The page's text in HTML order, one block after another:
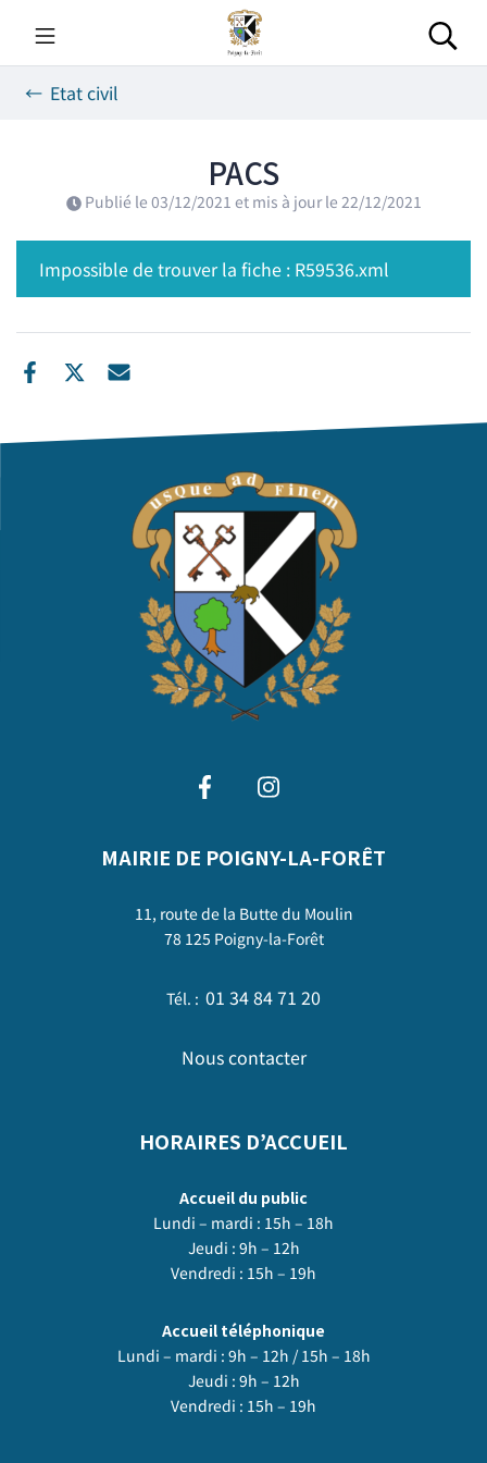
contenu
Etat civil
PACS
Publié le 03/12/2021 et mis à jour le 22/12/2021
Impossible de trouver la fiche : R59536.xml
MAIRIE DE POIGNY-LA-FORÊT
11, route de la Butte du Moulin
78 125 Poigny-la-Forêt
Tél. : 01 34 84 71 20
Nous contacter
HORAIRES D’ACCUEIL
Accueil du public
Lundi – mardi : 15h – 18h
Jeudi : 9h – 12h
Vendredi : 15h – 19h
Accueil téléphonique
Lundi – mardi : 9h – 12h / 15h – 18h
Jeudi : 9h – 12h
Vendredi : 15h – 19h